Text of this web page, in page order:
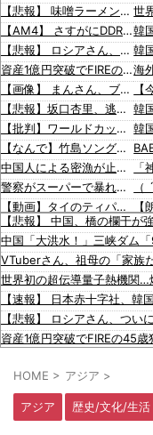
【悲報】 味噌ラーメンで行列、出来ない
【AM4】 さすがにDDR5へ乗り換えるタイミング逃し感が半端ない
【悲報】 ロシアさん、ついに国民の財産を没収しはじめる
資産1億円突破でFIREの45歳独身男性が半年後に仕事復帰を決意した「1通の通知」
【画像】 まんさん、ブチ切れ「電車内でこういうポジのおじ、ガチでイラネ」→
【悲報】坂口杏里、逃走ｗｗｗｗｗｗｗｗｗｗｗ
【批判】ワールドカップ決勝のハーフタイムショー、英紙｢BTSが出てきて悪夢かと思った｣
【なんで】竹島ソングを歌う韓国アイドルグループが待望の日本デビュー
中国人による密漁が止まらない
警察がスーパーで暴れる刃物男を射〇「発砲は適正か？」
【動画】タイのティパンコーン王子が日本人女性とデートか？
【ヤバすぎ】韓国紙｢サッカー韓国U23代表、2歳若い日本に負けると歴史的屈辱｣
【悲報】ロシア報道官「広島市長は毎年、ロシアを嫌悪する『偽りの呪文』を繰り返し、日本人をゾンビ化させている」と主張
文在寅、航空未経験の娘婿を重役にして収賄で起訴された
【韓国サッカー協会】外国人審判約10人に性的接待か 計1496回、約2億ウォン（約2200万円）
韓国のサッカー協会、W杯予選等を裁くために訪韓した外国人審判を「性接待」していた……大して強くもないチームが潤沢な予算を持ってりゃそうなるわな
【動画】これはお見事。中国重慶市で珍しい事故が撮影される。
【動画】ロシア軍のドローンをネット発射装置で撃墜するウクライナ。
VTuberさん、祖母の「家族
世界初の超伝導量子熱機関…
【悲報】 ロシアさん、つい
【悲報】坂口杏里、逃走ｗ
韓国と台湾の輸出額、とも
HOME > アジア >
アジア 歴史/文化/生活